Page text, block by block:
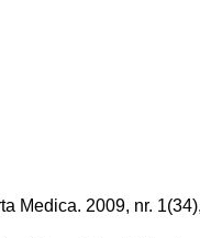
Medica. 2009, nr.